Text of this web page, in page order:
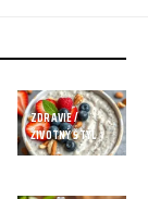
ZDRAVIE /
ŽIVOTNÝ ŠTÝL